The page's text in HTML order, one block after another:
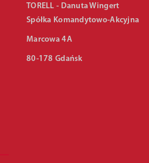
TORELL - Danuta Wingert
Spółka Komandytowo-Akcyjna
Marcowa 4A
80-178 Gdańsk